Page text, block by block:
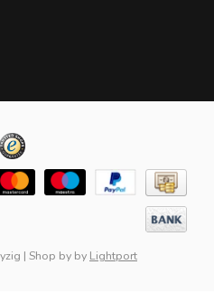
| Shop by by Lightport